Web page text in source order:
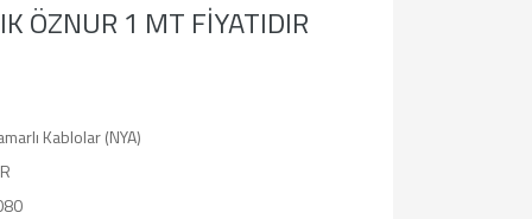
ÖZNUR 1 MT FİYATIDIR
Kablolar (NYA)